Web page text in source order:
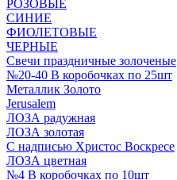
РОЗОВЫЕ
СИНИЕ
ФИОЛЕТОВЫЕ
ЧЕРНЫЕ
Свечи праздничные золоченые
№20-40 В коробочках по 25шт
Металлик Золото
Jerusalem
ЛОЗА радужная
ЛОЗА золотая
С надписью Христос Воскресе
ЛОЗА цветная
№4 В коробочках по 10шт